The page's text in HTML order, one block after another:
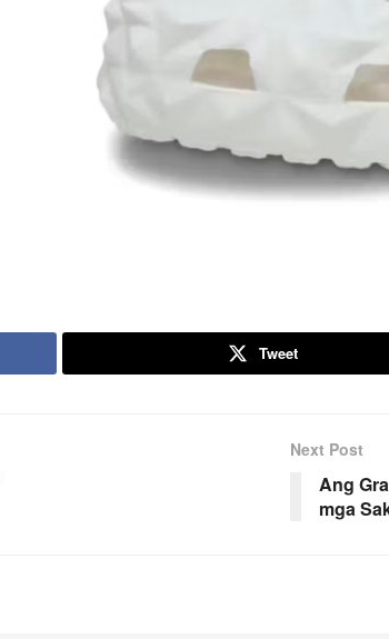
Tweet
Next Post
Ang
mga